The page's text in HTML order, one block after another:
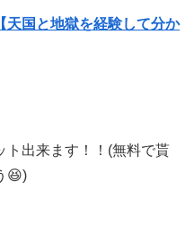
天国と地獄を経験して分か
ト出来ます！！(無料で貰
😆)